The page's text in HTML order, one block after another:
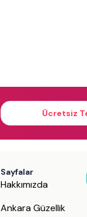
Ücretsiz
Sayfalar
Hakkımızda
Ankara Güzellik